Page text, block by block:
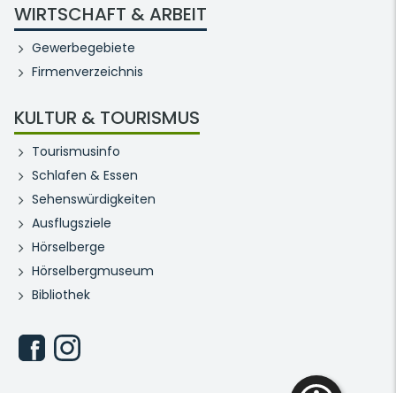
WIRTSCHAFT & ARBEIT
Gewerbegebiete
Firmenverzeichnis
KULTUR & TOURISMUS
Tourismusinfo
Schlafen & Essen
Sehenswürdigkeiten
Ausflugsziele
Hörselberge
Hörselbergmuseum
Bibliothek